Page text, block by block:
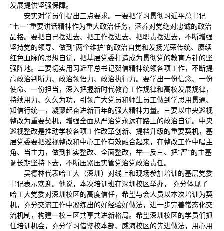
发展提供坚强保障。
安实对学员们提出三点要求。一要把学习贯彻习近平总书记
“七一”重要讲话精神作为重大政治任务，涵养对党绝对忠诚的政治
品格。要把自己摆进去、把工作摆进去、把职责摆进去，不断增强
坚持党的领导、做到“两个维护”的政治自觉和发扬光荣传统、赓续
红色血脉的思想自觉，把基层党委打造成为贯彻党的教育方针的坚
强阵地。二要切实用习近平总书记贺信精神统领各项工作，不断提
高政治判断力、政治领悟力、政治执行力。要学出一份信念、一份
使命、一份担当，深入把握新时代教育工作规律和高校发展规律，
持续用力、久久为功，引领广大党员和师生员工做到学思用贯通、
知信行统一，凝聚起奋进新百年的强大精神力量。三要以中央巡视
整改为重要契机，增强全面从严治党永远在路上的政治自觉。中央
巡视整改是推动学校各项工作改革创新、提档升级的重要契机，基
层党委要把巡视整改和中心工作有效融合起来，在整改工作中唱主
角、当主力，做到扎实整改、全面整改，举一反三、把“严”的主基
调长期坚持下去，不断压紧压实管党治党政治责任。
吴德林代表哈工大（深圳）对线上和现场参加培训的基层党委
书记表示欢迎。他说，本次培训班在深圳校区举办， 充分体现了
哈工大党委对深圳校区的高度信任，希望与会人员以本次培训为契
机，充分交流工作中凝练出的好经验好做法，进一步完善常态化交
流机制，构建一校三区共享共进新格局。希望深圳校区的学员们抓
住培训机会，充分学习借鉴校本部、威海校区的先进做法，用心用